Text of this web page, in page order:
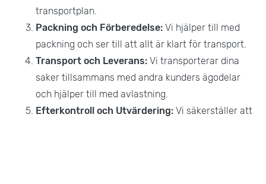
transportplan.
Packning och Förberedelse: Vi hjälper till med
packning och ser till att allt är klart för transport.
Transport och Leverans: Vi transporterar dina
saker tillsammans med andra kunders ägodelar
och hjälper till med avlastning.
Efterkontroll och Utvärdering: Vi säkerställer att